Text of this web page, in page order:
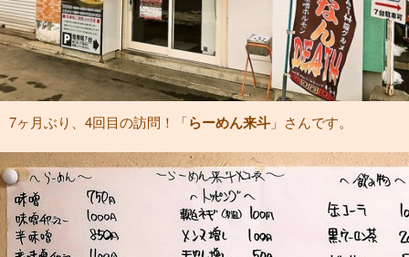
7ヶ月ぶり、4回目の訪問！「らーめん来斗 」さんです。